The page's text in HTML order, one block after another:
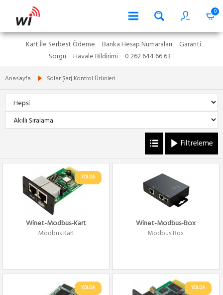
0
Kart İle Serbest Ödeme Banka Hesap Numaraları
Garanti
Sorgu
Havale Bildirimi 0 262 644 66 63
Anasayfa Solar Şarj Kontrol Ürünleri
Filtreleme
YOLDA
Winet-Modbus-Kart
Modbus Kart
Winet-Modbus-Box
Modbus Box
YOLDA YOLDA